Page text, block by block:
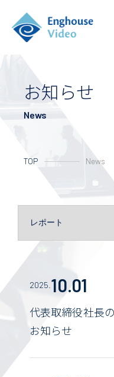
お知らせ
News
TOP News
2025. 10.01
代表取締役社長
お知らせ